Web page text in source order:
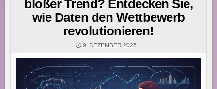
bloßer Trend? Entdecken Sie,
wie Daten den Wettbewerb
revolutionieren!
9. DEZEMBER 2025